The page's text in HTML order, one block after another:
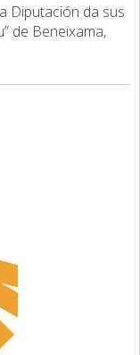
Diputación da sus
de Beneixama,